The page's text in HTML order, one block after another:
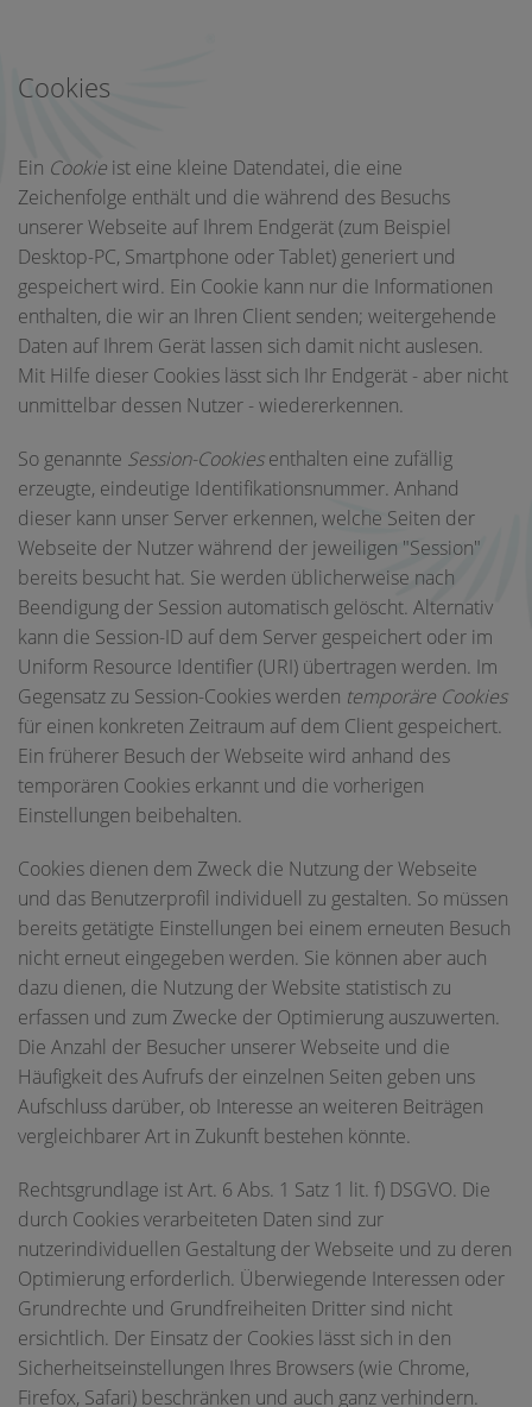
Cookies
Ein Cookie ist eine kleine Datendatei, die eine
Zeichenfolge enthält und die während des Besuchs
unserer Webseite auf Ihrem Endgerät (zum Beispiel
Desktop-PC, Smartphone oder Tablet) generiert und
gespeichert wird. Ein Cookie kann nur die Informationen
enthalten, die wir an Ihren Client senden; weitergehende
Daten auf Ihrem Gerät lassen sich damit nicht auslesen.
Mit Hilfe dieser Cookies lässt sich Ihr Endgerät - aber nicht
unmittelbar dessen Nutzer - wiedererkennen.
So genannte Session-Cookiesenthalten eine zufällig
erzeugte, eindeutige Identifikationsnummer. Anhand
dieser kann unser Server erkennen, welche Seiten der
Webseite der Nutzer während der jeweiligen "Session"
bereits besucht hat. Sie werden üblicherweise nach
Beendigung der Session automatisch gelöscht. Alternativ
kann die Session-ID auf dem Server gespeichert oder im
Uniform Resource Identifier (URI) übertragen werden. Im
Gegensatz zu Session-Cookies werden temporäre Cookies
für einen konkreten Zeitraum auf dem Client gespeichert.
Ein früherer Besuch der Webseite wird anhand des
temporären Cookies erkannt und die vorherigen
Einstellungen beibehalten.
Cookies dienen dem Zweck die Nutzung der Webseite
und das Benutzerprofil individuell zu gestalten. So müssen
bereits getätigte Einstellungen bei einem erneuten Besuch
nicht erneut eingegeben werden. Sie können aber auch
dazu dienen, die Nutzung der Website statistisch zu
erfassen und zum Zwecke der Optimierung auszuwerten.
Die Anzahl der Besucher unserer Webseite und die
Häufigkeit des Aufrufs der einzelnen Seiten geben uns
Aufschluss darüber, ob Interesse an weiteren Beiträgen
vergleichbarer Art in Zukunft bestehen könnte.
Rechtsgrundlage ist Art. 6 Abs. 1 Satz 1 lit. f) DSGVO. Die
durch Cookies verarbeiteten Daten sind zur
nutzerindividuellen Gestaltung der Webseite und zu deren
Optimierung erforderlich. Überwiegende Interessen oder
Grundrechte und Grundfreiheiten Dritter sind nicht
ersichtlich. Der Einsatz der Cookies lässt sich in den
Sicherheitseinstellungen Ihres Browsers (wie Chrome,
Firefox, Safari) beschränken und auch ganz verhindern.